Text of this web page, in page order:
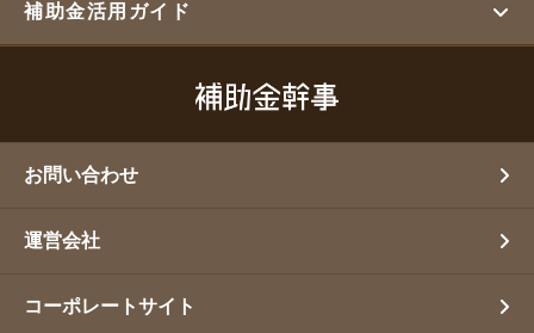
補助金活用ガイド
お問い合わせ
運営会社
コーポレートサイト